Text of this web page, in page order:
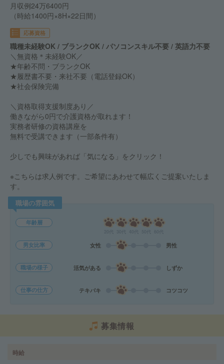
月収例24万6400円
（時給1400円×8H×22日間）
応募資格
職種未経験OK / ブランクOK / パソコンスキル不要 / 英語力不要
＼無資格＊未経験OK／
★年齢不問・ブランクOK
★履歴書不要・来社不要（電話登録OK）
★社会保険完備
＼資格取得支援制度あり／
働きながら0円で介護資格が取れます！
実務者研修の資格講座を
無料で受講できます（一部条件有）
少しでも興味があれば「気になる」をクリック！
※こちらは求人例です。ご希望にあわせて幅広くご提案いたしま
す。
職場の雰囲気
年齢層
男女比率 女性 男性
職場の様子 活気がある しずか
仕事の仕方 テキパキ コツコツ
募集情報
時給